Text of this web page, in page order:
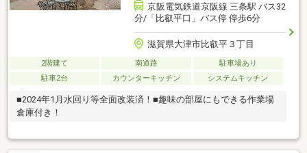
京阪電気鉄道京阪線 三条駅 バス32
分/「比叡平口」バス停 停歩6分
滋賀県大津市比叡平３丁目
2階建て 南道路
駐車場あり
駐車2台
カウンターキッチン システムキッチン
■2024年1月水回り等全面改装済！■趣味の部屋にもできる作業場
倉庫付き！